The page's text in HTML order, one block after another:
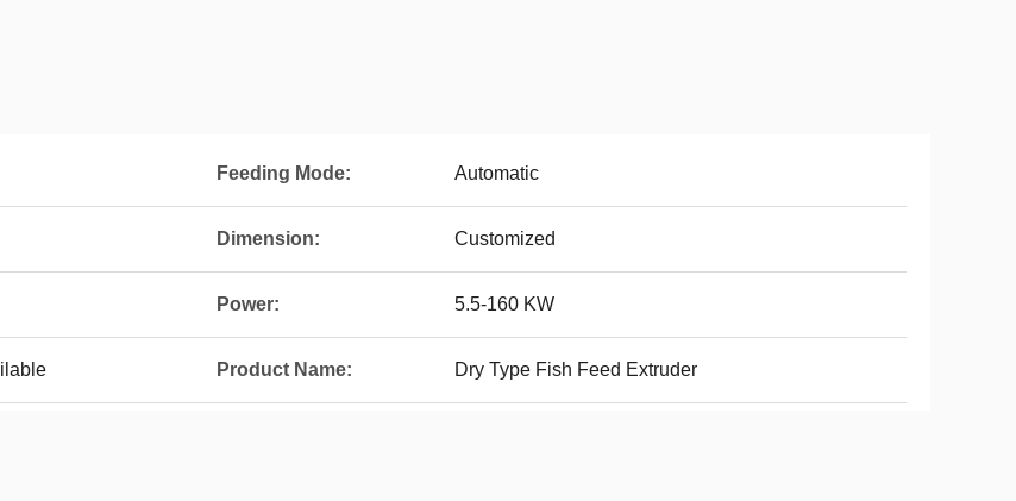
Feeding Mode: Automatic
Dimension: Customized
Power: 5.5-160 KW
Product Name: Dry Type Fish Feed Extruder